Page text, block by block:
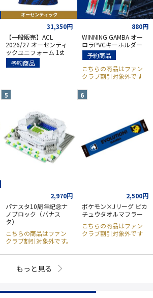
31,350円
【一般販売】ACL
2026/27 オーセンティ
ックユニフォーム 1st
予約商品
880円
WINNING GAMBA オー
ロラPVCキーホルダー
予約商品
こちらの商品はファン
クラブ割引対象外です
2,970円
パナスタ10周年記念ナ
ノブロック（パナス
タ）
こちらの商品はファン
クラブ割引対象外です。
2,500円
ポケモン×Jリーグ ピカ
チュウタオルマフラー
こちらの商品はファン
クラブ割引対象外です
もっと見る